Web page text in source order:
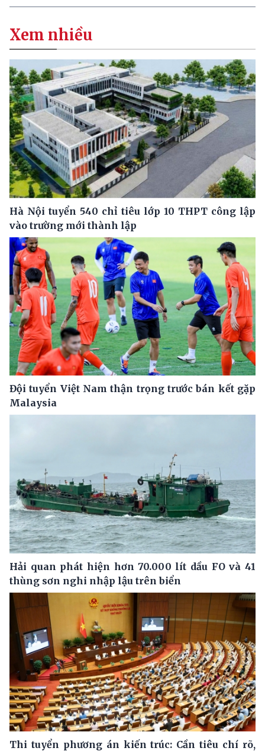
Xem nhiều
Hà Nội tuyển 540 chỉ tiêu lớp 10 THPT công lập
vào trường mới thành lập
Đội tuyển Việt Nam thận trọng trước bán kết gặp
Malaysia
Hải quan phát hiện hơn 70.000 lít dầu FO và 41
thùng sơn nghi nhập lậu trên biển
Thi tuyển phương án kiến trúc: Cần tiêu chí rõ,